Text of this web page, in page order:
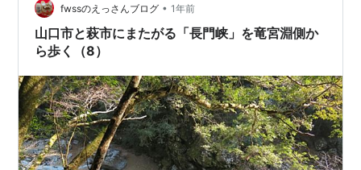
のない「竜宮渕」側から歩いてみました。 そして、途中
折り返した地点からの残りは、…
fwssのえっさんブログ • 1年前
山口市と萩市にまたがる「長門峡」を竜宮淵側か
ら歩く（8）